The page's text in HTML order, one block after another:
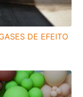
DE EFEITO